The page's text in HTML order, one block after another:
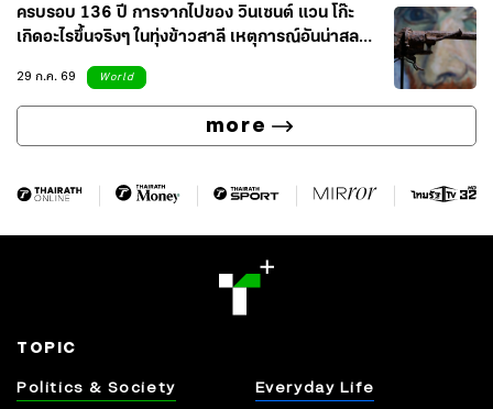
ครบรอบ 136 ปี การจากไปของ วินเซนต์ แวน โก๊ะ
เกิดอะไรขึ้นจริงๆ ในทุ่งข้าวสาลี เหตุการณ์อันน่าสลด
ของศิลปินผู้น่าเศร้า
29 ก.ค. 69 World
more
TOPIC
Politics & Society Everyday Life